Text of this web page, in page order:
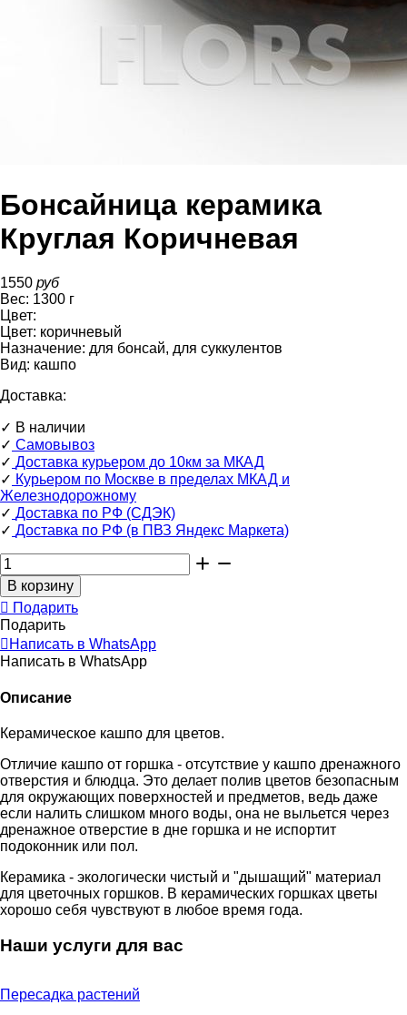
Бонсайница керамика
Круглая Коричневая
1550 руб
Вес: 1300 г
Цвет:
Цвет: коричневый
Назначение: для бонсай, для суккулентов
Вид: кашпо
Доставка:
✓ В наличии
✓ Самовывоз
✓ Доставка курьером до 10км за МКАД
✓ Курьером по Москве в пределах МКАД и
Железнодорожному
✓ Доставка по РФ (СДЭК)
✓ Доставка по РФ (в ПВЗ Яндекс Маркета)
Подарить
Подарить
Написать в WhatsApp
Написать в WhatsApp
Описание
Керамическое кашпо для цветов.
Отличие кашпо от горшка - отсутствие у кашпо дренажного
отверстия и блюдца. Это делает полив цветов безопасным
для окружающих поверхностей и предметов, ведь даже
если налить слишком много воды, она не выльется через
дренажное отверстие в дне горшка и не испортит
подоконник или пол.
Керамика - экологически чистый и "дышащий" материал
для цветочных горшков. В керамических горшках цветы
хорошо себя чувствуют в любое время года.
Наши услуги для вас
Пересадка растений